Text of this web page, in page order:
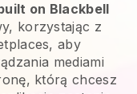
on Blackbell
korzystając z
aby
mediami
którą chcesz